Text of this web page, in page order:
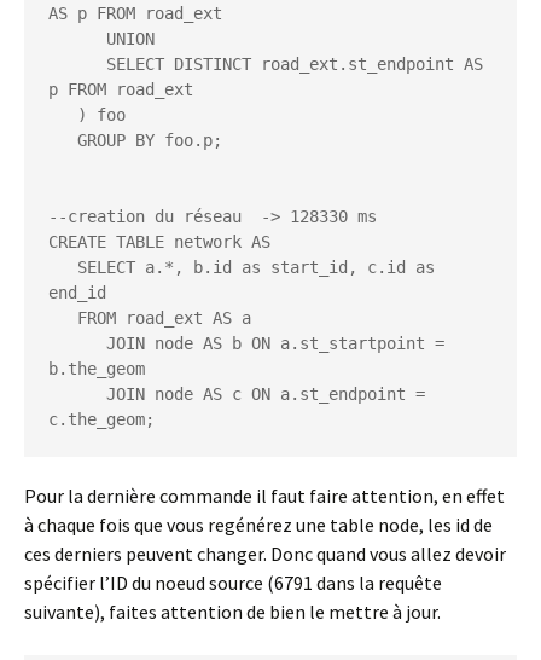
AS p FROM road_ext
UNION
SELECT DISTINCT road_ext.st_endpoint AS
p FROM road_ext
) foo
GROUP BY foo.p;
--creation du réseau  -> 128330 ms
CREATE TABLE network AS
SELECT a.*, b.id as start_id, c.id as
end_id
FROM road_ext AS a
JOIN node AS b ON a.st_startpoint =
b.the_geom
JOIN node AS c ON a.st_endpoint =
Pour la dernière commande il faut faire attention, en effet
à chaque fois que vous regénérez une table node, les id de
ces derniers peuvent changer. Donc quand vous allez devoir
spécifier l’ID du noeud source (6791 dans la requête
suivante), faites attention de bien le mettre à jour.